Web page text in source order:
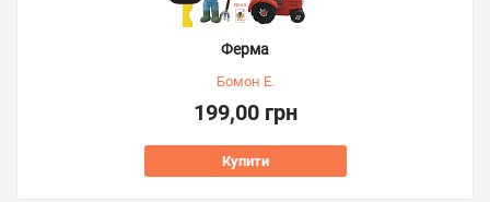
Ферма
Бомон Е.
199,00 грн
Купити